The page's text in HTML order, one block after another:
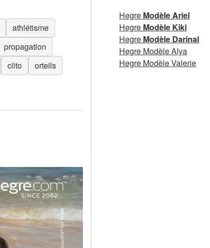
athlétisme
propagation
clito
orteils
Hegre Modèle Ariel
Hegre Modèle Kiki
Hegre Modèle Darinal
Hegre Modèle Alya
Hegre Modèle Valerie